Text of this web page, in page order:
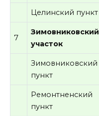
Целинский пункт
7
Зимовниковский
участок
Зимовниковский
пункт
Ремонтненский
пункт